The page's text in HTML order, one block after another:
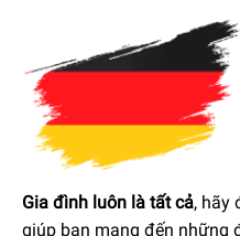
Dưới đây là các thông số
Bosch 8 kg WTH85V0GPL
khuyến nghị nhằm đảm
bền bỉtrong suốt quá trình sử
Gia đình luôn là tất cả, hãy
giúp bạn mang đến những